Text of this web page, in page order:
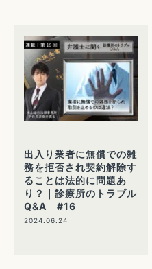
出入り業者に無償での雑
務を拒否され契約解除す
ることは法的に問題あ
り？｜診療所のトラブル
Q&A #16
2024.06.24